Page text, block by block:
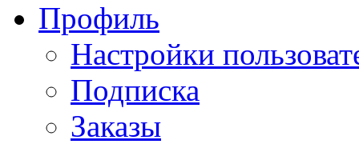
Профиль
Настройки
Подписка
Заказы